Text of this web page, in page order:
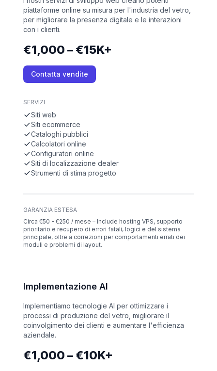
piattaforme online su misura per l'industria del vetro,
per migliorare la presenza digitale e le interazioni
con i clienti.
€1,000 – €15K+
Contatta vendite
SERVIZI
Siti web
Siti ecommerce
Cataloghi pubblici
Calcolatori online
Configuratori online
Siti di localizzazione dealer
Strumenti di stima progetto
GARANZIA ESTESA
Circa €50 - €250 / mese – Include hosting VPS, supporto
prioritario e recupero di errori fatali, logici e del sistema
principale, oltre a correzioni per comportamenti errati dei
moduli e problemi di layout.
Implementazione AI
Implementiamo tecnologie AI per ottimizzare i
processi di produzione del vetro, migliorare il
coinvolgimento dei clienti e aumentare l'efficienza
aziendale.
€1,000 – €10K+